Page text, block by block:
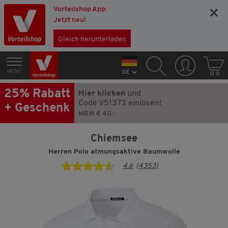
Vorteilshop App:
Jetzt neu!
Gleich herunterladen
×
MENÜ DE
25% Rabatt
+ Geschenk
Hier klicken und
Code V51373 einlösen!
MBW € 40,-
Chiemsee
Herren Polo atmungsaktive Baumwolle
4.6
Sternen,
Durchschnittswert
Bewertung.
4.6 (4353)